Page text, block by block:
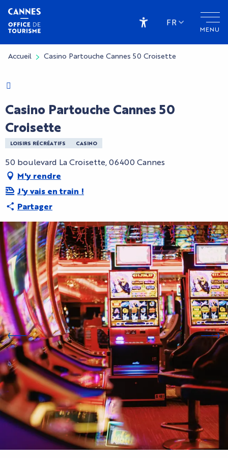
Aller
contenu
principal
MENU
Accessibilité
FR
Accueil Casino Partouche Cannes 50 Croisette
Casino Partouche Cannes 50
Croisette
LOISIRS RÉCRÉATIFS CASINO
Charte Bienvenue à Cannes
50 boulevard La Croisette, 06400 Cannes
M'y rendre
J'y vais en train !
Partager